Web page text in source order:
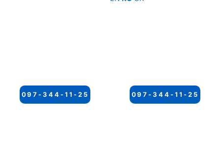
097-344-11-25 097-344-11-25